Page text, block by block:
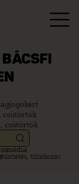
csütörtök
csütörtök
média
tüntetés, tiltakozás